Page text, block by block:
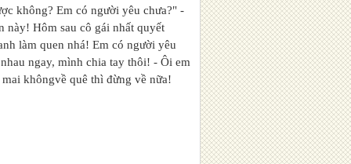
không? Em có người yêu chưa?" -
này! Hôm sau cô gái nhất quyết
làm quen nhá! Em có người yêu
ngay, mình chia tay thôi! - Ôi em
khôngvề quê thì đừng về nữa!